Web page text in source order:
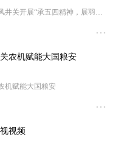
井关开展“承五四精神，展羽球
农机赋能大国粮安
机赋能大国粮安
视频